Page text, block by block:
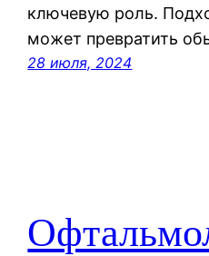
ключевую роль.
может превратить
28 июля, 2024